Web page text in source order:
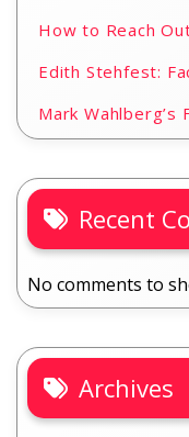
How to Reach
Edith Stehfest:
Mark Wahlberg’s
Recent
No comments to
Archives